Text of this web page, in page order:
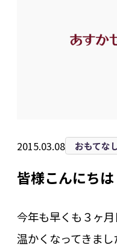
2015.03.08 おもてな
皆様こんにち
今年も早くも３ヶ
温かくなってきまし